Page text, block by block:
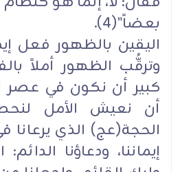
بعضاً"(4).
اليقين بالظهور فعل
وترقُّب الظهور أملاً
كبير أن نكون في عصر
أن نعيش الأمل
الحجة(عج) الذي يرعانا
إيماننا، ودعاؤنا